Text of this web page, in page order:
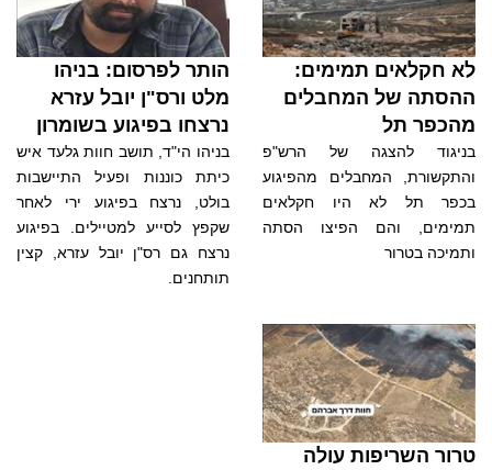
לא חקלאים תמימים:
ההסתה של המחבלים
מהכפר תל
בניגוד להצגה של הרש"פ
והתקשורת, המחבלים מהפיגוע
בכפר תל לא היו חקלאים
תמימים, והם הפיצו הסתה
ותמיכה בטרור
הותר לפרסום: בניהו
מלט ורס"ן יובל עזרא
נרצחו בפיגוע בשומרון
בניהו הי"ד, תושב חוות גלעד איש
כיתת כוננות ופעיל התיישבות
בולט, נרצח בפיגוע ירי לאחר
שקפץ לסייע למטיילים. בפיגוע
נרצח גם רס"ן יובל עזרא, קצין
תותחנים.
טרור השריפות עולה